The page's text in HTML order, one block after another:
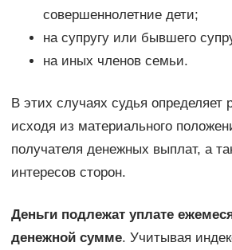
совершеннолетние дети;
на супругу или бывшего
на иных членов семьи.
В этих случаях судья определяет
исходя из материального
получателя денежных выплат, а
интересов сторон.
Деньги подлежат уплате
денежной сумме. Учитывая